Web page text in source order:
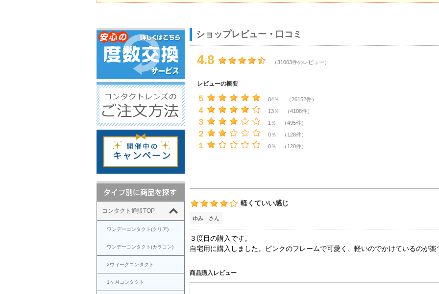
コンタクト通販TOP
ワンデーコンタクト(クリア)
ワンデーコンタクト(カラコン)
2ウィークコンタクト
1ヶ月コンタクト
ショップレビュー・口コミ
4.8 （31003件のレビュー）
レビューの概要
５ 84％ （26152件）
４ 13％ （4108件）
３ 1％ （495件）
２ 0％ （128件）
１ 0％ （120件）
軽くていい感じ
ゆみ さん
３度目の購入です。
自宅用に購入しました。ピンクのフレームで可愛く、軽いのでかけているのが楽
商品購入レビュー